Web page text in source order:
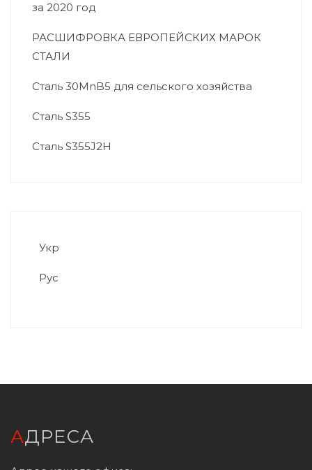
за 2020 год
РАСШИФРОВКА ЕВРОПЕЙСКИХ МАРОК
СТАЛИ
Сталь 30MnB5 для сельского хозяйства
Сталь S355
Сталь S355J2H
Укр
Рус
АДРЕСА